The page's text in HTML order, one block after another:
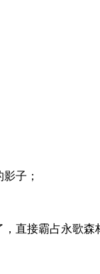
子；
直接霸占永歌